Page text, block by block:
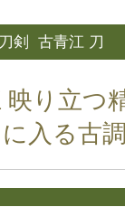
剣 古青江 刀
映り立つ
入る古